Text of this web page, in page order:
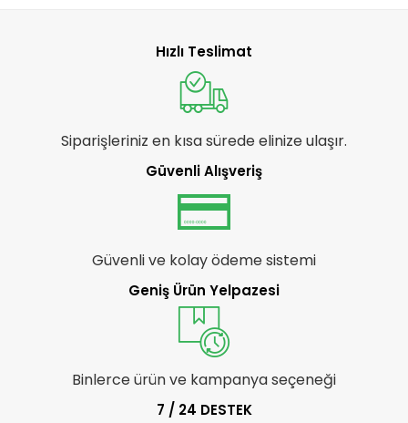
Hızlı Teslimat
Siparişleriniz en kısa sürede elinize ulaşır.
Güvenli Alışveriş
Güvenli ve kolay ödeme sistemi
Geniş Ürün Yelpazesi
Binlerce ürün ve kampanya seçeneği
7 / 24 DESTEK